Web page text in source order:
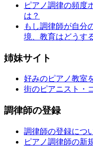
ピアノ調律の頻度
は？
もし調律師が自分
境、教育はどうす
姉妹サイト
好みのピアノ教室
街のピアニスト・
調律師の登録
調律師の登録につ
ピアノ調律師の新